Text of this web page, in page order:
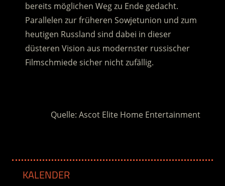
bereits möglichen Weg zu Ende gedacht.
Parallelen zur früheren Sowjetunion und zum
heutigen Russland sind dabei in dieser
düsteren Vision aus modernster russischer
Filmschmiede sicher nicht zufällig.
Quelle: Ascot Elite Home Entertainment
KALENDER